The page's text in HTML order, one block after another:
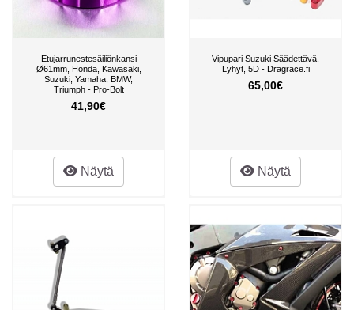
Etujarrunestesäiliönkansi
Ø61mm, Honda, Kawasaki,
Suzuki, Yamaha, BMW,
Triumph - Pro-Bolt
41,90€
Näytä
Vipupari Suzuki Säädettävä,
Lyhyt, 5D - Dragrace.fi
65,00€
Näytä